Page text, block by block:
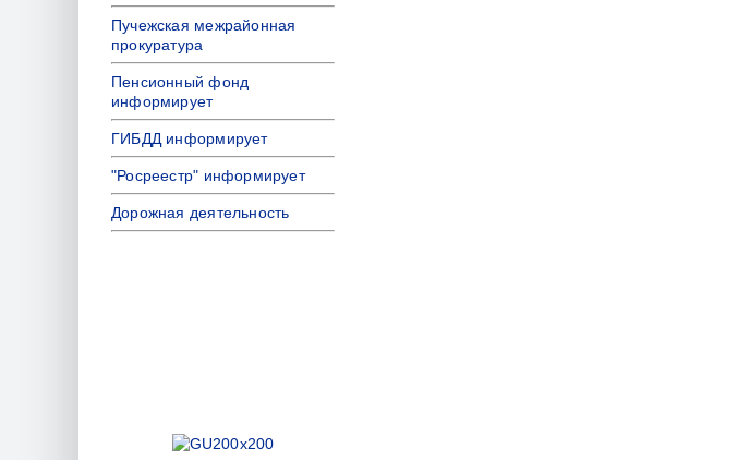
Пучежская межрайонная
прокуратура
Пенсионный фонд
информирует
ГИБДД информирует
"Росреестр" информирует
Дорожная деятельность